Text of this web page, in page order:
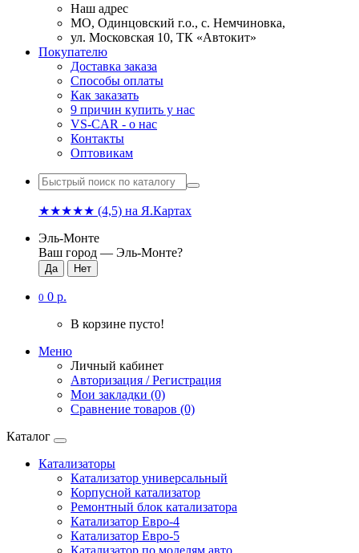
Наш адрес
МО, Одинцовский г.о., с. Немчиновка,
ул. Московская 10, ТК «Автокит»
Покупателю
Доставка заказа
Способы оплаты
Как заказать
9 причин купить у нас
VS-CAR - о нас
Контакты
Оптовикам
★★★★★ (4,5) на Я.Картах
Эль-Монте
Ваш город — Эль-Монте?
0 0 р.
В корзине пусто!
Меню
Личный кабинет
Авторизация / Регистрация
Мои закладки (0)
Сравнение товаров (0)
Каталог
Катализаторы
Катализатор универсальный
Корпусной катализатор
Ремонтный блок катализатора
Катализатор Евро-4
Катализатор Евро-5
Катализатор по моделям авто